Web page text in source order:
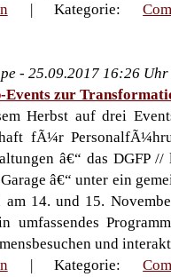
| Kategorie:
- 25.09.2017 16:26 Uhr
Events zur
Herbst auf drei
fÃ¼r
â€“ das DGFP
â€“ unter ein
am 14. und 15.
umfassendes
und
| Kategorie: